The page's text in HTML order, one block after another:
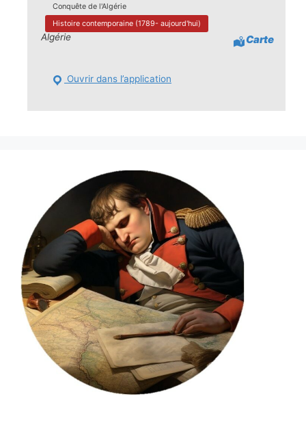
Conquête de l'Algérie
Histoire contemporaine (1789- aujourd'hui)
Algérie Carte
Ouvrir dans l’application